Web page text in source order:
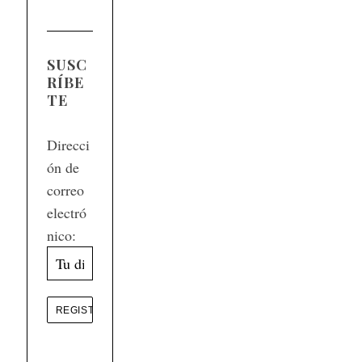
SUSC
RÍBE
TE
Direcci
ón de
correo
electró
nico: